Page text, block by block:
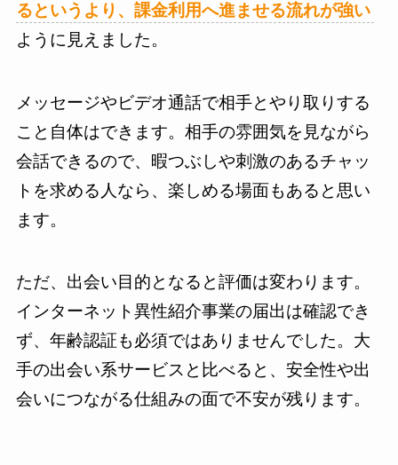
るというより、課金利用へ進ませる流れが強い
ように見えました。
メッセージやビデオ通話で相手とやり取りする
こと自体はできます。相手の雰囲気を見ながら
会話できるので、暇つぶしや刺激のあるチャッ
トを求める人なら、楽しめる場面もあると思い
ます。
ただ、出会い目的となると評価は変わります。
インターネット異性紹介事業の届出は確認でき
ず、年齢認証も必須ではありませんでした。大
手の出会い系サービスと比べると、安全性や出
会いにつながる仕組みの面で不安が残ります。